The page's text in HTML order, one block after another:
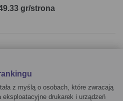
gr/strona
z myślą o osobach, które zwracają
drukarek i urządzeń